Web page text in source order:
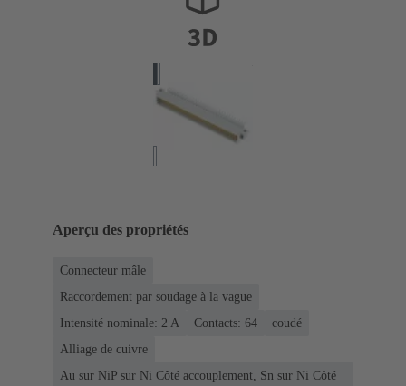
Aperçu des propriétés
Connecteur mâle
Raccordement par soudage à la vague
Intensité nominale: ‌2 A
Contacts: 64
coudé
Alliage de cuivre
Au sur NiP sur Ni Côté accouplement, Sn sur Ni Côté